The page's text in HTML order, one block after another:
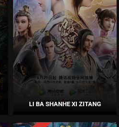
LI BA SHANHE XI ZITANG